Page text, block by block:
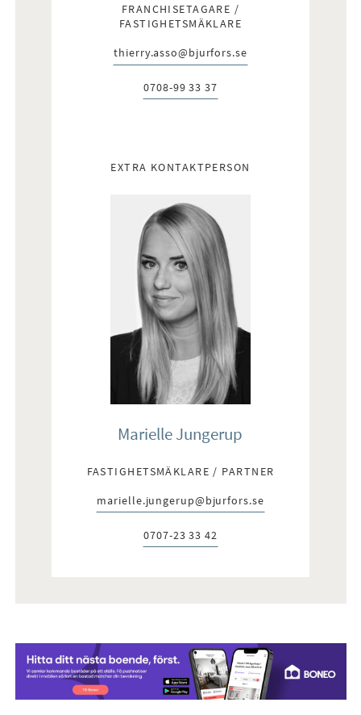
FRANCHISETAGARE /
FASTIGHETSMÄKLARE
E-post:
thierry.asso@bjurfors.se
Telefon:
0708-99 33 37
EXTRA KONTAKTPERSON
Marielle Jungerup
FASTIGHETSMÄKLARE / PARTNER
E-post:
marielle.jungerup@bjurfors.se
Telefon:
0707-23 33 42